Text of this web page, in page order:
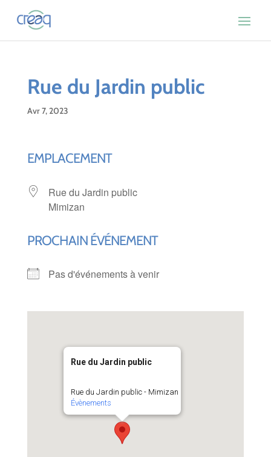
Rue du Jardin public
Avr 7, 2023
EMPLACEMENT
Rue du Jardin public
Mimizan
PROCHAIN ÉVÉNEMENT
Pas d'événements à venir
Rue du Jardin public
Rue du Jardin public - Mimizan
Évènements